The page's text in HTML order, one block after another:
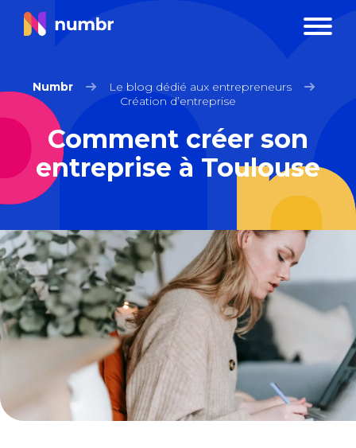
Numbr
Le blog dédié aux entrepreneurs
Création d’entreprise
Comment créer son
entreprise à Toulouse